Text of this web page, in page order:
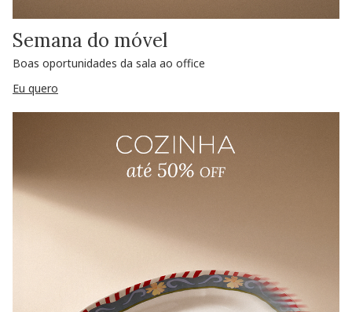
Semana do móvel
Boas oportunidades da sala ao office
Eu quero